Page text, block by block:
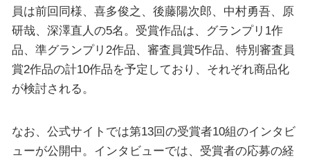
員は前回同様、喜多俊之、後藤陽次郎、中村勇吾、原
研哉、深澤直人の5名。受賞作品は、グランプリ1作
品、準グランプリ2作品、審査員賞5作品、特別審査員
賞2作品の計10作品を予定しており、それぞれ商品化
が検討される。
なお、公式サイトでは第13回の受賞者10組のインタビ
ューが公開中。インタビューでは、受賞者の応募の経